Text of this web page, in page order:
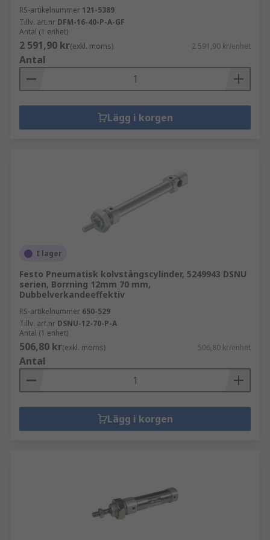
RS-artikelnummer 121-5389
Tillv. art.nr DFM-16-40-P-A-GF
Antal (1 enhet)
2 591,90 kr(exkl. moms) 2 591,90 kr/enhet
Antal
Lägg i korgen
I lager
Festo Pneumatisk kolvstångscylinder, 5249943 DSNU
serien, Borrning 12mm 70 mm,
Dubbelverkandeeffektiv
RS-artikelnummer 650-529
Tillv. art.nr DSNU-12-70-P-A
Antal (1 enhet)
506,80 kr(exkl. moms) 506,80 kr/enhet
Antal
Lägg i korgen